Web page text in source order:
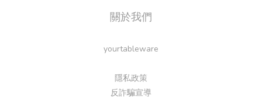
關於我們
yourtableware
隱私政策
反詐騙宣導